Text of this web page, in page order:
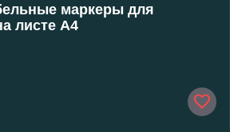
маркеры для
листе А4